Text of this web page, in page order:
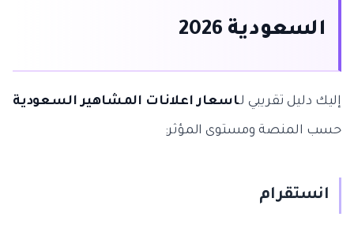
السعودية 2026
إليك دليل تقريبي لـاسعار اعلانات المشاهير السعودية
حسب المنصة ومستوى المؤثر:
انستقرام